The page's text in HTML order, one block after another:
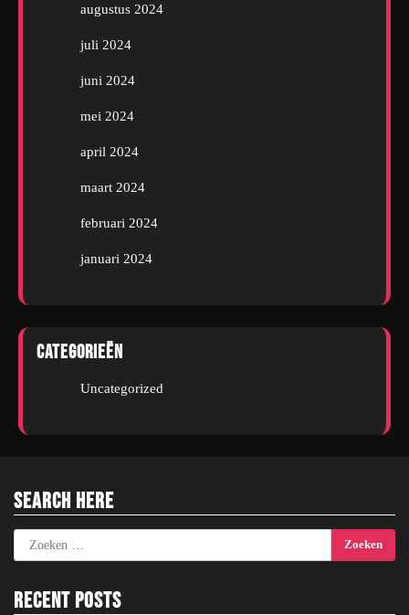
augustus 2024
juli 2024
juni 2024
mei 2024
april 2024
maart 2024
februari 2024
januari 2024
Categorieën
Uncategorized
Search Here
Zoeken
naar:
Recent Posts